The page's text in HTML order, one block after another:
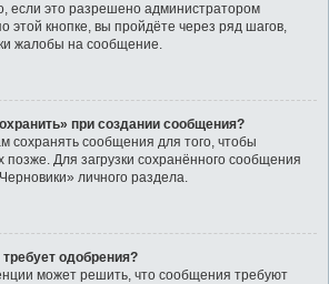
если это разрешено администратором
этой кнопке, вы пройдёте через ряд шагов,
жалобы на сообщение.
при создании сообщения?
сохранять сообщения для того, чтобы
позже. Для загрузки сохранённого сообщения
личного раздела.
одобрения?
может решить, что сообщения требуют